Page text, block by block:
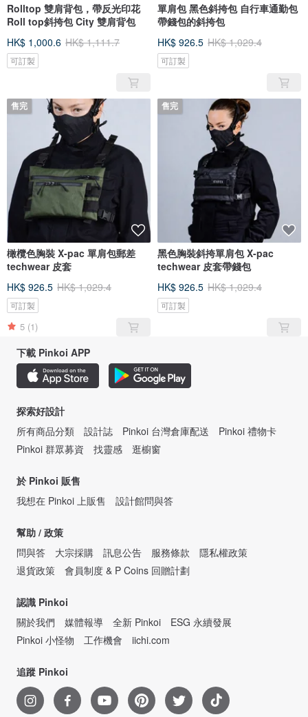
Rolltop 雙肩背包，帶反光印花
Roll top斜挎包 City 雙肩背包
HK$ 1,000.6 HK$ 1,111.7
可訂製
單肩包 黑色斜挎包 自行車通勤包
帶錢包的斜挎包
HK$ 926.5 HK$ 1,029.4
可訂製
售完
橄欖色胸裝 X-pac 單肩包郵差
techwear 皮套
HK$ 926.5 HK$ 1,029.4
可訂製
5 (1)
售完
黑色胸裝斜挎單肩包 X-pac
techwear 皮套帶錢包
HK$ 926.5 HK$ 1,029.4
可訂製
下載 Pinkoi APP
探索好設計
所有商品分類
設計誌 Pinkoi 台灣倉庫配送
Pinkoi 禮物卡
Pinkoi 群眾募資
找靈感 逛櫥窗
於 Pinkoi 販售
我想在 Pinkoi 上販售
設計館問與答
幫助 / 政策
問與答
大宗採購 訊息公告 服務條款
隱私權政策
退貨政策
會員制度 & P Coins 回贈計劃
認識 Pinkoi
關於我們
媒體報導 全新 Pinkoi
ESG 永續發展
Pinkoi 小怪物
工作機會 iichi.com
追蹤 Pinkoi